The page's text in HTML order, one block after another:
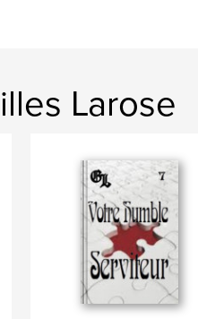
Larose